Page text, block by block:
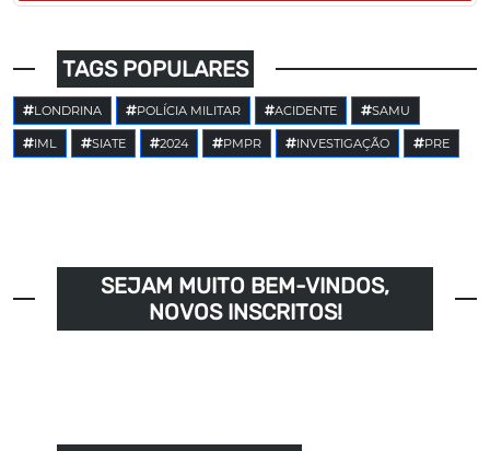
TAGS POPULARES
LONDRINA POLÍCIA MILITAR ACIDENTE SAMU
IML SIATE 2024 PMPR INVESTIGAÇÃO PRE
SEJAM MUITO BEM-VINDOS,
NOVOS INSCRITOS!